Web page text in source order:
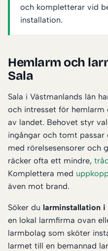
och kompletterar vid
installation.
Hemlarm och
Sala
Sala i Västmanlands län
och intresset för hemlarm
av landet. Behovet styr
ingångar och tomt
med rörelsesensorer och
räcker ofta ett mindre,
Komplettera med
även mot brand.
Söker du larminstallation i
en lokal larmfirma ovan
larmbolag som sköter
larmet till en bemannad